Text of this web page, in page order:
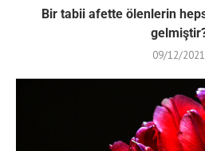
Bir tabii afette ölenlerin
09/12/2021